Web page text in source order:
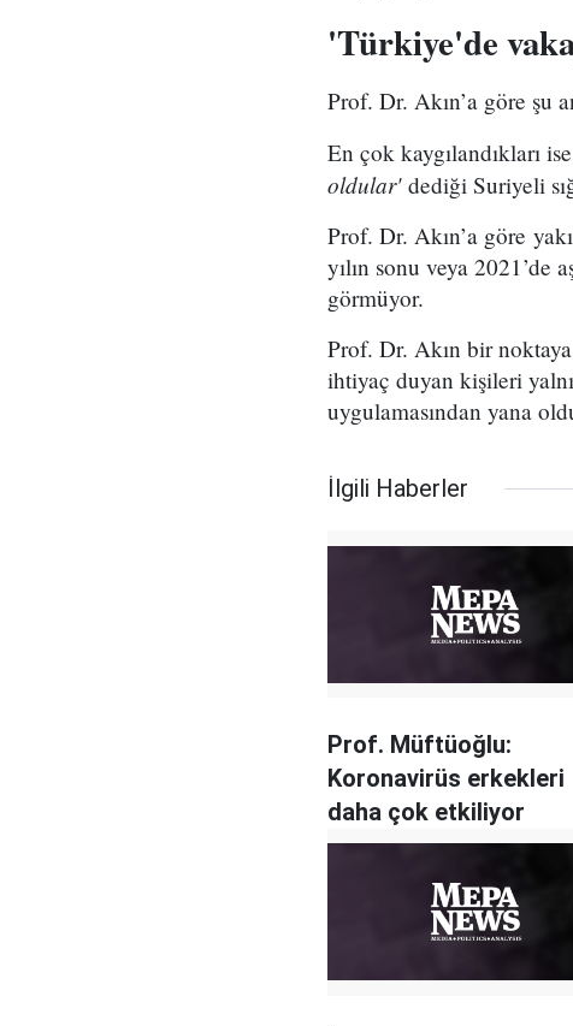
'Türkiye'de
Prof. Dr. Akın’a göre şu
En çok kaygılandıkları
oldular'dediği Suriyeli
Prof. Dr. Akın’a göre
yılın sonu veya 2021’de
görmüyor.
Prof. Dr. Akın bir
ihtiyaç duyan kişileri
uygulamasından yana
İlgili Haberler
Prof. Müftüoğlu:
Koronavirüs erkekleri
daha çok etkiliyor